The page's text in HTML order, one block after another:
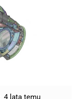
4 lata temu